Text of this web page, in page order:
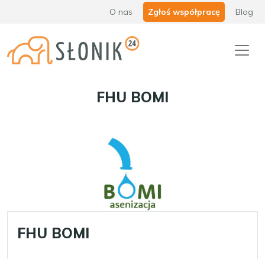
O nas Zgłoś współpracę Blog
FHU BOMI
FHU BOMI